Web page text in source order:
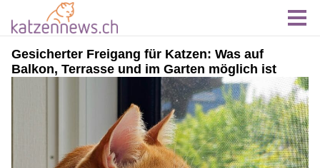
Gesicherter Freigang für Katzen: Was auf
Balkon, Terrasse und im Garten möglich ist